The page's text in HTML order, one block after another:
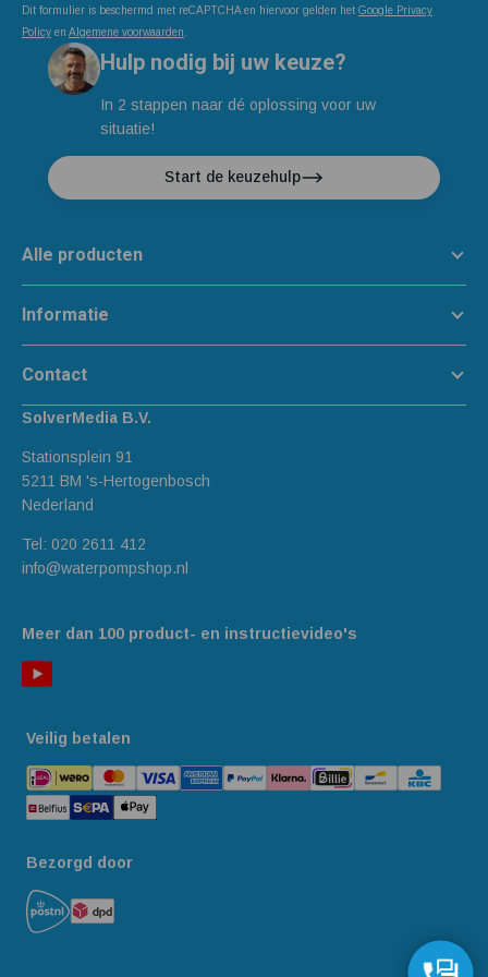
Dit formulier is beschermd met reCAPTCHA en hiervoor gelden het Google Privacy
Policy en Algemene voorwaarden
Hulp nodig bij uw keuze?
In 2 stappen naar dé oplossing voor uw
situatie!
Start de keuzehulp
Meer dan 100 product- en instructievideo's
Alle producten
Informatie
Contact
SolverMedia B.V.
Stationsplein 91
5211 BM 's-Hertogenbosch
Nederland
Tel: 020 2611 412
info@waterpompshop.nl
Veilig betalen
Bezorgd door